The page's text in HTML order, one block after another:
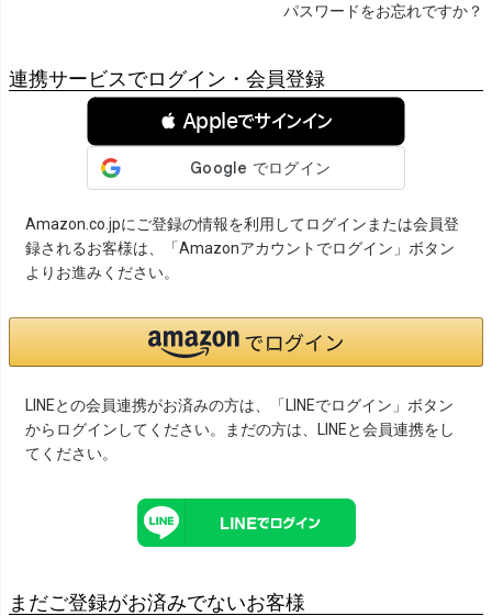
パスワードをお忘れですか？
連携サービスでログイン・会員登録
 Appleでサインイン
Amazon.co.jpにご登録の情報を利用してログインまたは会員登
録されるお客様は、「Amazonアカウントでログイン」ボタン
よりお進みください。
LINEとの会員連携がお済みの方は、「LINEでログイン」ボタン
からログインしてください。まだの方は、
LINEと会員連携をし
てください。
まだご登録がお済みでないお客様